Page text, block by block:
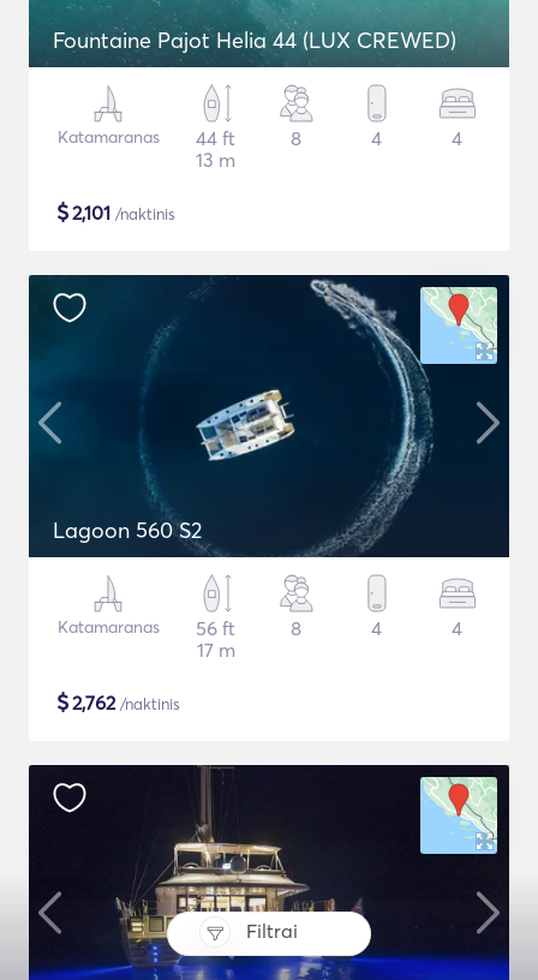
Filtrai
Fountaine Pajot Helia 44 (LUX CREWED)
Katamaranas
44 ft
13 m
8 4 4
$2,101 /naktinis
Lagoon 560 S2
Katamaranas
56 ft
17 m
8 4 4
$2,762/naktinis